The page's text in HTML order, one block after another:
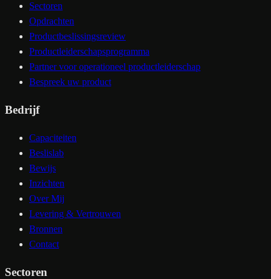
Sectoren
Opdrachten
Productbeslissingsreview
Productleiderschapsprogramma
Partner voor operationeel productleiderschap
Bespreek uw product
Bedrijf
Capaciteiten
Beslislab
Bewijs
Inzichten
Over Mij
Levering & Vertrouwen
Bronnen
Contact
Sectoren